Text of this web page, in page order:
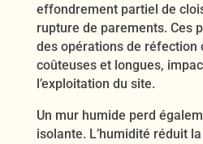
effondrement partiel de
rupture de parements. Ces
des opérations de réfection
coûteuses et longues,
l’exploitation du site.
Un mur humide perd
isolante. L’humidité réduit